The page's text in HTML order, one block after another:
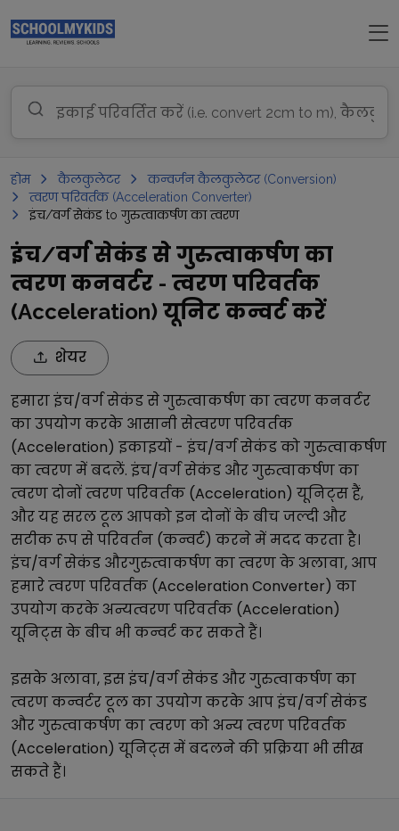
होम कैलकुलेटर
कन्वर्जन कैलकुलेटर (Conversion)
त्वरण परिवर्तक (Acceleration Converter)
इंच/वर्ग सेकंड to गुरुत्वाकर्षण का त्वरण
इंच/वर्ग सेकंड से गुरुत्वाकर्षण का
त्वरण कनवर्टर - त्वरण परिवर्तक
(Acceleration) यूनिट कन्वर्ट करें
शेयर
हमाराइंच/वर्ग सेकंडसेगुरुत्वाकर्षण का त्वरणकनवर्टर
का उपयोग करके आसानी सेत्वरण परिवर्तक
(Acceleration) इकाइयों - इंच/वर्ग सेकंडकोगुरुत्वाकर्षण
का त्वरणमें बदलें. इंच/वर्ग सेकंड औरगुरुत्वाकर्षण का
त्वरणदोनोंत्वरण परिवर्तक (Acceleration) यूनिट्स हैं,
और यह सरल टूल आपको इन दोनों के बीच जल्दी और
सटीक रूप से परिवर्तन (कन्वर्ट) करने में मदद करता है।
इंच/वर्ग सेकंड औरगुरुत्वाकर्षण का त्वरणके अलावा, आप
हमारेत्वरण परिवर्तक (Acceleration Converter) का
उपयोग करके अन्यत्वरण परिवर्तक (Acceleration)
यूनिट्स के बीच भी कन्वर्ट कर सकते हैं।
इसके अलावा, इसइंच/वर्ग सेकंड औरगुरुत्वाकर्षण का
त्वरणकन्वर्टर टूल का उपयोग करके आपइंच/वर्ग सेकंड
औरगुरुत्वाकर्षण का त्वरणको अन्यत्वरण परिवर्तक
(Acceleration) यूनिट्स में बदलने की प्रक्रिया भी सीख
सकते हैं।